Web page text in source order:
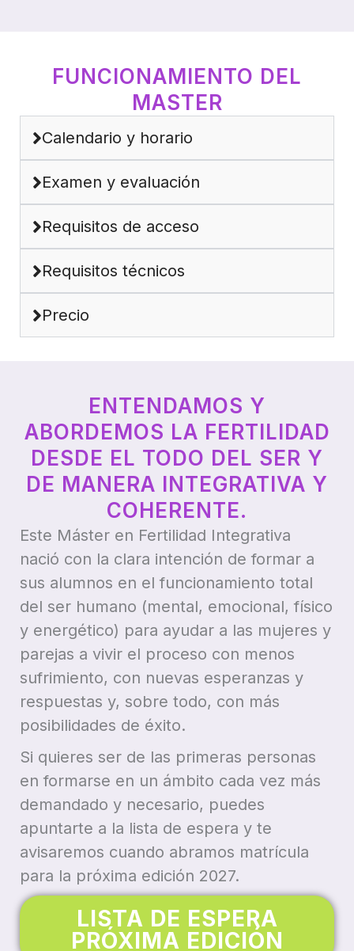
FUNCIONAMIENTO DEL
MASTER
Calendario y horario
Examen y evaluación
Requisitos de acceso
Requisitos técnicos
Precio
ENTENDAMOS Y
ABORDEMOS LA FERTILIDAD
DESDE EL TODO DEL SER Y
DE MANERA INTEGRATIVA Y
COHERENTE.
Este Máster en Fertilidad Integrativa
nació con la clara intención de formar a
sus alumnos en el funcionamiento total
del ser humano (mental, emocional, físico
y energético) para ayudar a las mujeres y
parejas a vivir el proceso con menos
sufrimiento, con nuevas esperanzas y
respuestas y, sobre todo, con más
posibilidades de éxito.
Si quieres ser de las primeras personas
en formarse en un ámbito cada vez más
demandado y necesario, puedes
apuntarte a la lista de espera y te
avisaremos cuando abramos matrícula
para la próxima edición 2027.
LISTA DE ESPERA
PRÓXIMA EDICIÓN